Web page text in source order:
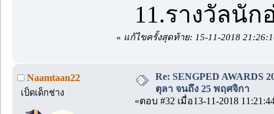
11.รางวัลนัก
« แก้ไขครั้งสุดท้าย: 15-11-2018
Naamtaan22
เป็ดเด็กช่าง
Re: SENGPED AWARDS
ตุลา จนถึง 25 พฤศจิกา
«ตอบ #32 เมื่อ13-11-2018